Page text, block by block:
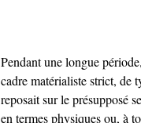
Pendant une longue
cadre matérialiste strict, de
reposait sur le présupposé
en termes physiques ou, à